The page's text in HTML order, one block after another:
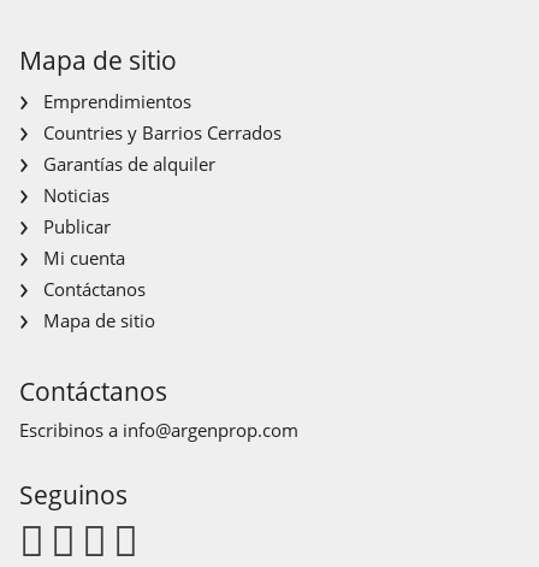
Mapa de sitio
Emprendimientos
Countries y Barrios Cerrados
Garantías de alquiler
Noticias
Publicar
Mi cuenta
Contáctanos
Mapa de sitio
Contáctanos
Escribinos a info@argenprop.com
Seguinos